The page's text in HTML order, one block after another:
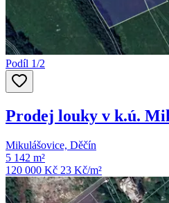
Podíl 1/2
Prodej louky v k.ú.
Mikulášovice, Děčín
5 142 m²
120 000 Kč 23 Kč/m²